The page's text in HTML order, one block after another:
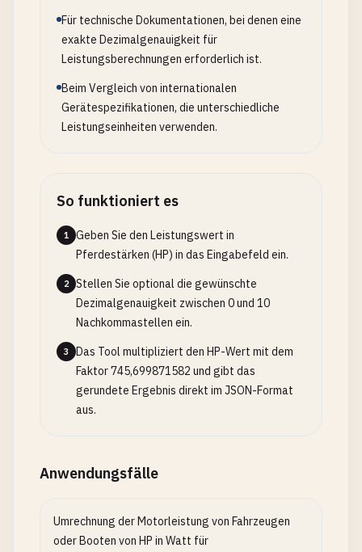
Für technische Dokumentationen, bei denen eine
exakte Dezimalgenauigkeit für
Leistungsberechnungen erforderlich ist.
Beim Vergleich von internationalen
Gerätespezifikationen, die unterschiedliche
Leistungseinheiten verwenden.
So funktioniert es
1
Geben Sie den Leistungswert in
Pferdestärken (HP) in das Eingabefeld ein.
2
Stellen Sie optional die gewünschte
Dezimalgenauigkeit zwischen 0 und 10
Nachkommastellen ein.
3
Das Tool multipliziert den HP-Wert mit dem
Faktor 745,699871582 und gibt das
gerundete Ergebnis direkt im JSON-Format
aus.
Anwendungsfälle
Umrechnung der Motorleistung von Fahrzeugen
oder Booten von HP in Watt für